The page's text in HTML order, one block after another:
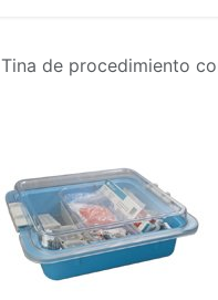
Tina de procedimiento